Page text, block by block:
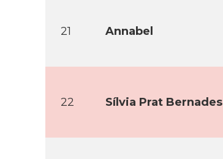
21 Annabel
22 Sí­lvia Prat Bernades